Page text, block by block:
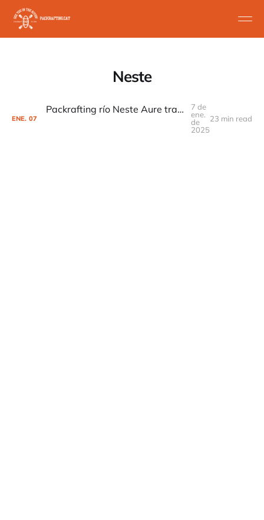
Neste
ENE. 07
Packrafting río Neste Aure tramo St Lary Soulan a Arreau
7 de
ene.
de
2025
23 min read